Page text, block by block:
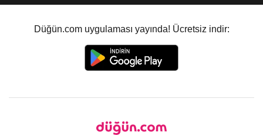
Düğün.com uygulaması yayında! Ücretsiz indir: